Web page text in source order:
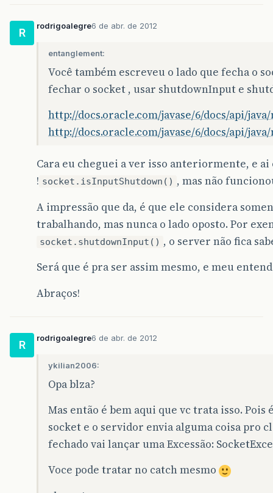
R
rodrigoalegre6 de abr. de 2012
entanglement:
Você também escreveu o lado que fecha o
fechar o socket , usar shutdownInput e
http://docs.oracle.com/javase/6/docs/api/
http://docs.oracle.com/javase/6/docs/api/
Cara eu cheguei a ver isso anteriormente, e ai
! socket.isInputShutdown() , mas não
A impressão que da, é que ele considera
trabalhando, mas nunca o lado oposto. Por
socket.shutdownInput() , o server não fica
Será que é pra ser assim mesmo, e meu
Abraços!
R
rodrigoalegre6 de abr. de 2012
ykilian2006:
Opa blza?
Mas então é bem aqui que vc trata isso. Pois
socket e o servidor envia alguma coisa pro
fechado vai lançar uma Excessão:
Voce pode tratar no catch mesmo